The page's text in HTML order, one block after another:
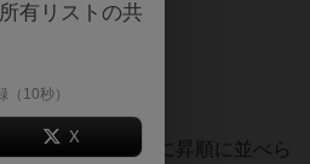
11ヶ月前
挑戦。
りか反時計回りに昇順に並べら
有リストの共
（10秒）
X